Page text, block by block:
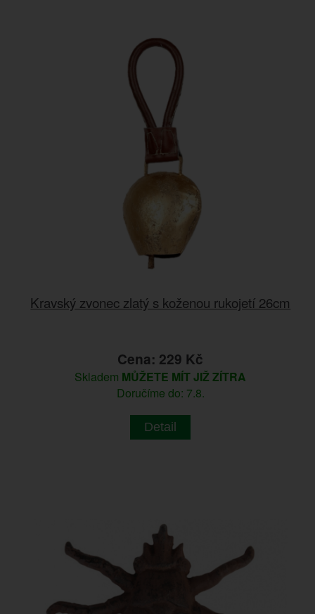
Kravský zvonec zlatý s koženou rukojetí 26cm
Cena: 229 Kč
Skladem MŮŽETE MÍT JIŽ ZÍTRA
Doručíme do: 7.8.
Detail